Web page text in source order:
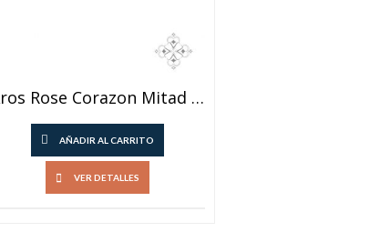
Aros Rose Corazon Mitad Calado
AÑADIR AL CARRITO
VER DETALLES